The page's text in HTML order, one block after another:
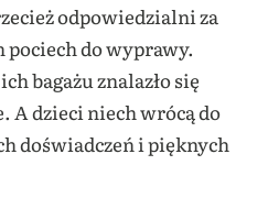
odpowiedzialni za
do wyprawy.
bagażu znalazło się
A dzieci niech wrócą do
doświadczeń i pięknych